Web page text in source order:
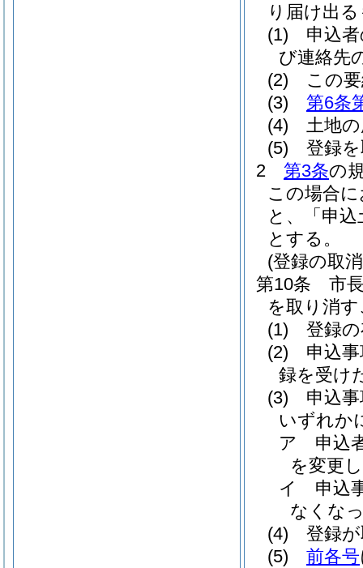
り届け出
(1)
申込
び連絡先
(2)
この
(3)
第6条
(4)
土地
(5)
登録
2
第3条の
この場合
と、「申
とする。
(登録の取
第10条
市
を取り消
(1)
登録
(2)
申込
録を受け
(3)
申込
いずれか
ア
申込
を変更
イ
申込
なくな
(4)
登録
(5)
前各号